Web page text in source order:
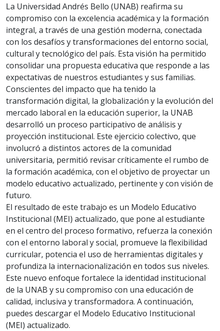
La Universidad Andrés Bello (UNAB) reafirma su
compromiso con la excelencia académica y la formación
integral, a través de una gestión moderna, conectada
con los desafíos y transformaciones del entorno social,
cultural y tecnológico del país. Esta visión ha permitido
consolidar una propuesta educativa que responde a las
expectativas de nuestros estudiantes y sus familias.
Conscientes del impacto que ha tenido la
transformación digital, la globalización y la evolución del
mercado laboral en la educación superior, la UNAB
desarrolló un proceso participativo de análisis y
proyección institucional. Este ejercicio colectivo, que
involucró a distintos actores de la comunidad
universitaria, permitió revisar críticamente el rumbo de
la formación académica, con el objetivo de proyectar un
modelo educativo actualizado, pertinente y con visión de
futuro.
El resultado de este trabajo es un Modelo Educativo
Institucional (MEI) actualizado, que pone al estudiante
en el centro del proceso formativo, refuerza la conexión
con el entorno laboral y social, promueve la flexibilidad
curricular, potencia el uso de herramientas digitales y
profundiza la internacionalización en todos sus niveles.
Este nuevo enfoque fortalece la identidad institucional
de la UNAB y su compromiso con una educación de
calidad, inclusiva y transformadora. A continuación,
puedes descargar el Modelo Educativo Institucional
(MEI) actualizado.